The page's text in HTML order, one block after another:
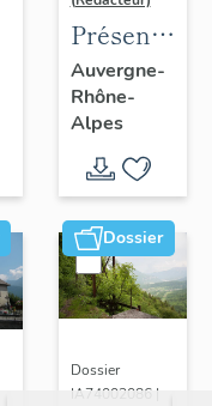
de l'aire
d'étude
du
du vitrail
ancien
de
Rhône-
Auvergne-
Rhône-
Alpes
Dossier
Dossier
IA74002086 |